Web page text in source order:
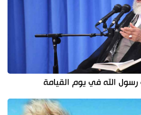
الله في يوم القيامة